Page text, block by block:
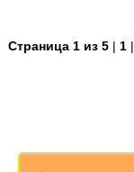
Страница 1 из 5 | 1 |